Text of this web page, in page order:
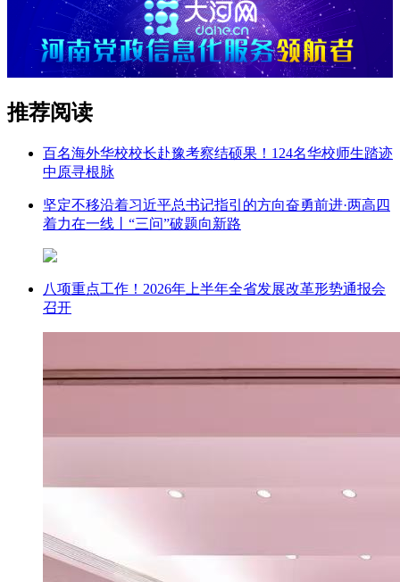
推荐阅读
百名海外华校校长赴豫考察结硕果！124名华校师生踏迹
中原寻根脉
坚定不移沿着习近平总书记指引的方向奋勇前进·两高四
着力在一线丨“三问”破题向新路
八项重点工作！2026年上半年全省发展改革形势通报会
召开